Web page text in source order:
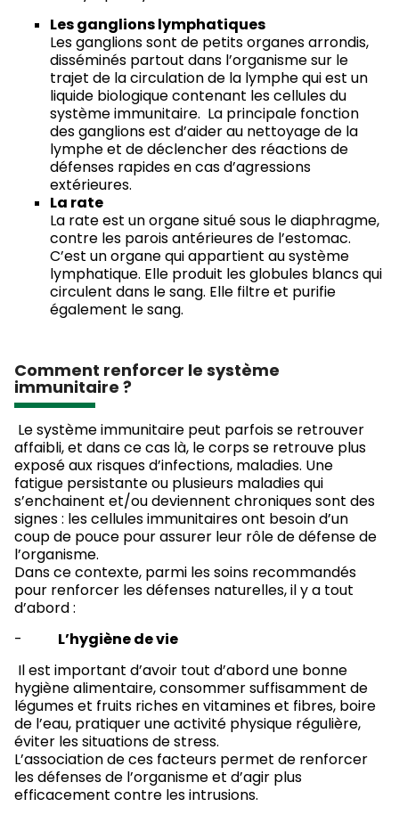
Les ganglions lymphatiques
Les ganglions sont de petits organes arrondis,
disséminés partout dans l’organisme sur le
trajet de la circulation de la lymphe qui est un
liquide biologique contenant les cellules du
système immunitaire. La principale fonction
des ganglions est d’aider au nettoyage de la
lymphe et de déclencher des réactions de
défenses rapides en cas d’agressions
extérieures.
La rate
La rate est un organe situé sous le diaphragme,
contre les parois antérieures de l’estomac.
C’est un organe qui appartient au système
lymphatique. Elle produit les globules blancs qui
circulent dans le sang. Elle filtre et purifie
également le sang.
Comment renforcer le système
immunitaire ?
Le système immunitaire peut parfois se retrouver
affaibli, et dans ce cas là, le corps se retrouve plus
exposé aux risques d’infections, maladies. Une
fatigue persistante ou plusieurs maladies qui
s’enchainent et/ou deviennent chroniques sont des
signes : les cellules immunitaires ont besoin d’un
coup de pouce pour assurer leur rôle de défense de
l’organisme.
Dans ce contexte, parmi les soins recommandés
pour renforcer les défenses naturelles, il y a tout
d’abord :
- L’hygiène de vie
Il est important d’avoir tout d’abord une bonne
hygiène alimentaire, consommer suffisamment de
légumes et fruits riches en vitamines et fibres, boire
de l’eau, pratiquer une activité physique régulière,
éviter les situations de stress.
L’association de ces facteurs permet de renforcer
les défenses de l’organisme et d’agir plus
efficacement contre les intrusions.